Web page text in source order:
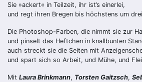
Sie »ackert« in Teilzeit, ihr ist’s einerlei,
und regt ihren Bregen bis höchstens um
Die Photoshop-Farben, die nimmt sie zur
und pinselt das Heftchen in knallbunten
auch streckt sie die Seiten mit
und spart sich so Arbeit, und Mühe, und
Mit Laura Brinkmann, Torsten Gaitzsch,